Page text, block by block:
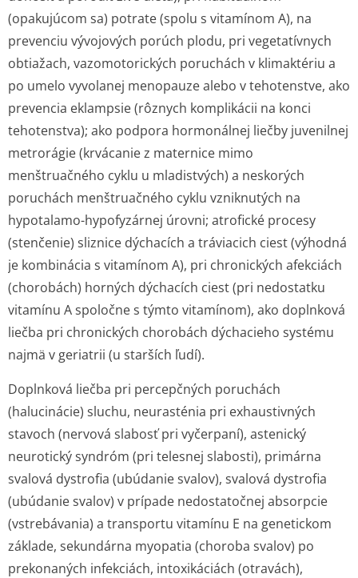
(opakujúcom sa) potrate (spolu s vitamínom A), na
prevenciu vývojových porúch plodu, pri vegetatívnych
obtiažach, vazomotorických poruchách v klimaktériu a
po umelo vyvolanej menopauze alebo v tehotenstve, ako
prevencia eklampsie (rôznych komplikácii na konci
tehotenstva); ako podpora hormonálnej liečby juvenilnej
metrorágie (krvácanie z maternice mimo
menštruačného cyklu u mladistvých) a neskorých
poruchách menštruačného cyklu vzniknutých na
hypotalamo-hypofyzárnej úrovni; atrofické procesy
(stenčenie) sliznice dýchacích a tráviacich ciest (výhodná
je kombinácia s vitamínom A), pri chronických afekciách
(chorobách) horných dýchacích ciest (pri nedostatku
vitamínu A spoločne s týmto vitamínom), ako doplnková
liečba pri chronických chorobách dýchacieho systému
najmä v geriatrii (u starších ľudí).
Doplnková liečba pri percepčných poruchách
(halucinácie) sluchu, neurasténia pri exhaustivných
stavoch (nervová slabosť pri vyčerpaní), astenický
neurotický syndróm (pri telesnej slabosti), primárna
svalová dystrofia (ubúdanie svalov), svalová dystrofia
(ubúdanie svalov) v prípade nedostatočnej absorpcie
(vstrebávania) a transportu vitamínu E na genetickom
základe, sekundárna myopatia (choroba svalov) po
prekonaných infekciách, intoxikáciách (otravách),